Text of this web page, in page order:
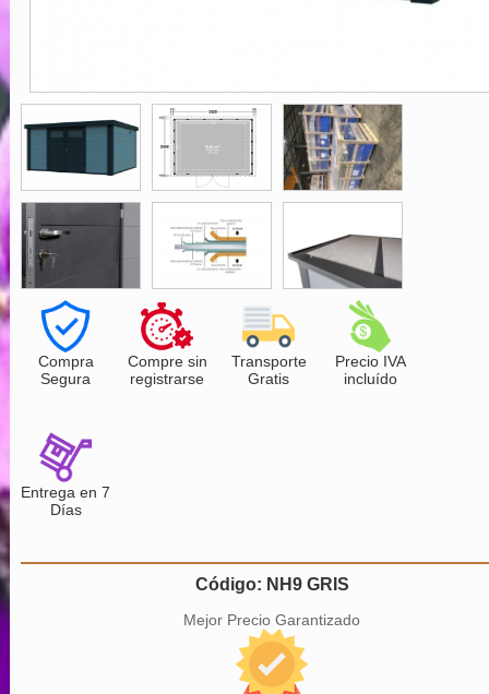
Compra
Segura
Compre sin
registrarse
Transporte
Gratis
Precio IVA
incluído
Entrega en 7
Días
Código: NH9 GRIS
Mejor Precio Garantizado